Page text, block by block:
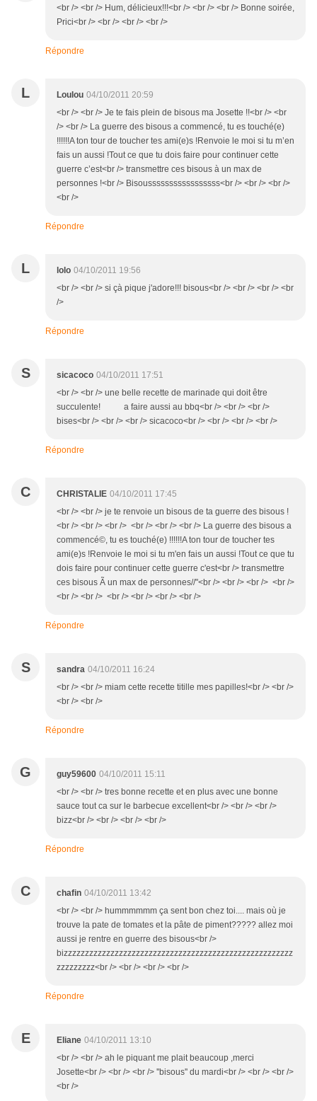
<br /> <br /> Hum, délicieux!!!<br /> <br /> <br /> Bonne soirée,
Prici<br /> <br /> <br /> <br />
Répondre
L Loulou 04/10/2011 20:59
<br /> <br /> Je te fais plein de bisous ma Josette !!<br /> <br
/> <br /> La guerre des bisous a commencé, tu es touché(e)
!!!!!!A ton tour de toucher tes ami(e)s !Renvoie le moi si tu m’en
fais un aussi !Tout ce que tu dois faire pour continuer cette
guerre c’est<br /> transmettre ces bisous à un max de
personnes !<br /> Bisousssssssssssssssss<br /> <br /> <br />
<br />
Répondre
L lolo 04/10/2011 19:56
<br /> <br /> si çà pique j'adore!!! bisous<br /> <br /> <br /> <br
/>
Répondre
S sicacoco 04/10/2011 17:51
<br /> <br /> une belle recette de marinade qui doit être
succulente! a faire aussi au bbq<br /> <br /> <br />
bises<br /> <br /> <br /> sicacoco<br /> <br /> <br /> <br />
Répondre
C CHRISTALIE 04/10/2011 17:45
<br /> <br /> je te renvoie un bisous de ta guerre des bisous !
<br /> <br /> <br /> <br /> <br /> <br /> La guerre des bisous a
commencé©, tu es touché(e) !!!!!!A ton tour de toucher tes
ami(e)s !Renvoie le moi si tu m'en fais un aussi !Tout ce que tu
dois faire pour continuer cette guerre c'est<br /> transmettre
ces bisous Ã un max de personnes//"<br /> <br /> <br /> <br />
<br /> <br /> <br /> <br /> <br /> <br />
Répondre
S sandra 04/10/2011 16:24
<br /> <br /> miam cette recette titille mes papilles!<br /> <br />
<br /> <br />
Répondre
G guy59600 04/10/2011 15:11
<br /> <br /> tres bonne recette et en plus avec une bonne
sauce tout ca sur le barbecue excellent<br /> <br /> <br />
bizz<br /> <br /> <br /> <br />
Répondre
C chafin 04/10/2011 13:42
<br /> <br /> hummmmmm ça sent bon chez toi.... mais où je
trouve la pate de tomates et la pâte de piment????? allez moi
aussi je rentre en guerre des bisous<br />
bizzzzzzzzzzzzzzzzzzzzzzzzzzzzzzzzzzzzzzzzzzzzzzzzzzzzzz
zzzzzzzzz<br /> <br /> <br /> <br />
Répondre
E Eliane 04/10/2011 13:10
<br /> <br /> ah le piquant me plait beaucoup ,merci
Josette<br /> <br /> <br /> ''bisous'' du mardi<br /> <br /> <br />
<br />